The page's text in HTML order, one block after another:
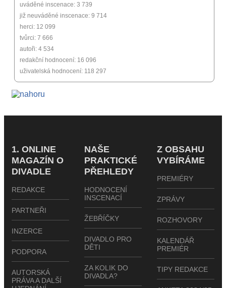
uváděné inscenace: 3 739
již neuváděné inscenace: 9 714
herci: 12 099
tvůrci: 7 666
autoři: 4 534
redakční hodnocení: 16 096
uživatelská hodnocení: 118 297
1. ONLINE
MAGAZÍN O
DIVADLE
REDAKCE
PARTNEŘI
INZERCE
PODPORA
AUTORSKÁ
PRÁVA A DALŠÍ
NAŠE
PRAKTICKÉ
PŘEHLEDY
HODNOCENÍ
INSCENACÍ
ŽEBŘÍČKY
DIVADLO PRO
DĚTI
ZA KOLIK DO
DIVADLA?
Z OBSAHU
VYBÍRÁME
PREMIÉRY
ZPRÁVY
ROZHOVORY
KALENDÁŘ
PREMIÉR
TIPY REDAKCE